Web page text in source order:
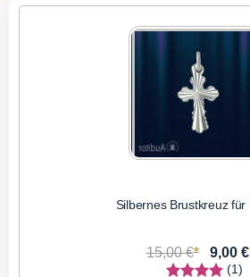
Silbernes Brustkreuz für
15,00 €* 9,00 €
(1)